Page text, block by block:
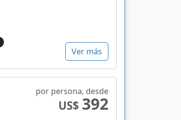
Ver más
por persona, desde
US$ 392